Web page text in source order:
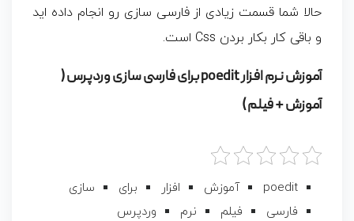
حالا شما قسمت زیادی از فارسی سازی رو انجام داده اید
و باقی کار بکار بردن Css است.
آموزش نرم افزار poedit برای فارسی سازی وردپرس (
آموزش + فیلم )
poedit آموزش افزار برای
سازی
فارسی
فیلم نرم وردپرس